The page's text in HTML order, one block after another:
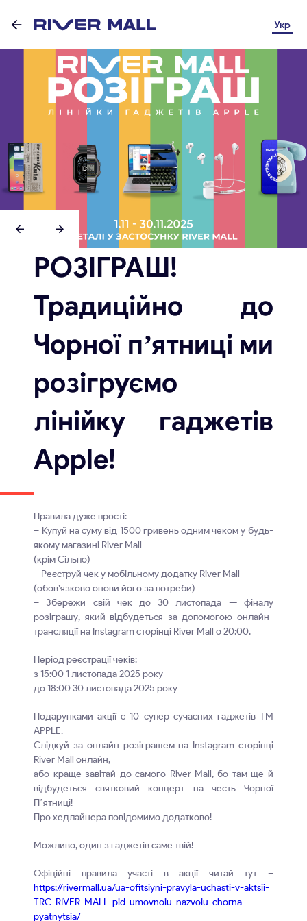
Укр
РОЗІГРАШ!
Традиційно до
Чорної пʼятниці ми
розігруємо
лінійку гаджетів
Apple!
Правила дуже прості:
– Купуй на суму від 1500 гривень одним чеком у будь-
якому магазині River Mall
(крім Сільпо)
– Реєструй чек у мобільному додатку River Mall
(обов’язково онови його за потреби)
– Збережи свій чек до 30 листопада — фіналу
розіграшу, який відбудеться за допомогою онлайн-
трансляції на Instagram сторінці River Mall о 20:00.
Період реєстрації чеків:
з 15:00 1 листопада 2025 року
до 18:00 30 листопада 2025 року
Подарунками акції є 10 супер сучасних гаджетів ТМ
APPLE.
Слідкуй за онлайн розіграшем на Instagram сторінці
River Mall онлайн,
або краще завітай до самого River Mall, бо там ще й
відбудеться святковий концерт на честь Чорної
Пʼятниці!
Про хедлайнера повідомимо додатково!
Можливо, один з гаджетів саме твій!
Офіційні правила участі в акції читай тут –
https://rivermall.ua/ua-ofitsiyni-pravyla-uchasti-v-aktsii-
TRC-RIVER-MALL-pid-umovnoiu-nazvoiu-chorna-
pyatnytsia/